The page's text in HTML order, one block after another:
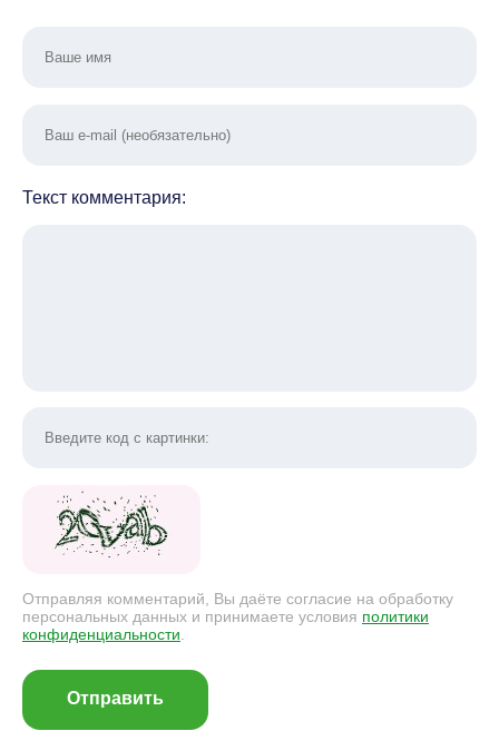
Текст комментария:
Отправляя комментарий, Вы даёте согласие на обработку
персональных данных и принимаете условия политики
конфиденциальности
Отправить